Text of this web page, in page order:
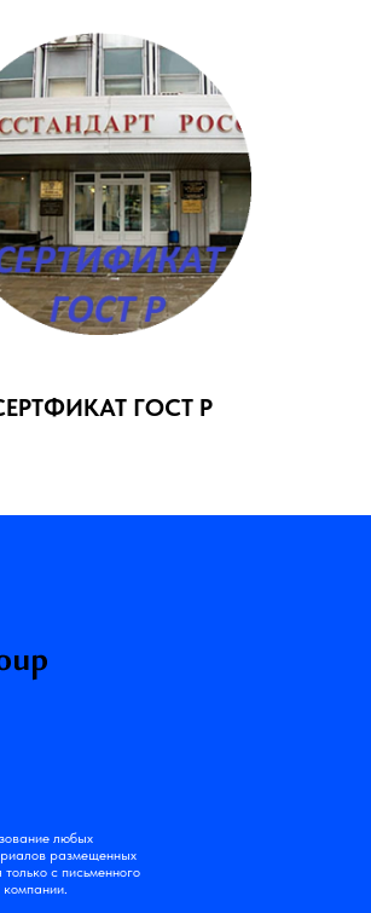
ГОСТ Р
любых
размещенных
с письменного
компании.